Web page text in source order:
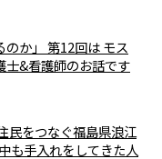
のか」 第12回は モス
士&看護師のお話です
をつなぐ福島県浪江
も手入れをしてきた人